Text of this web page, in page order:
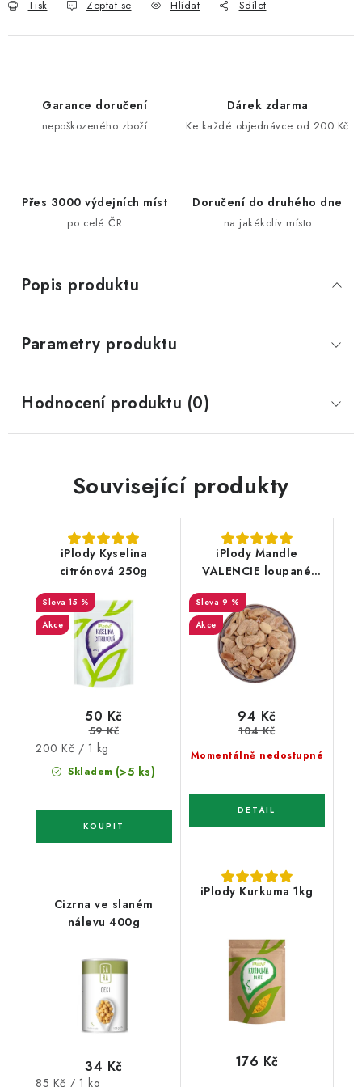
Tisk Zeptat se Hlídat Sdílet
Garance doručení
nepoškozeného zboží
Dárek zdarma
Ke každé objednávce od 200 Kč
Přes 3000 výdejních míst
po celé ČR
Doručení do druhého dne
na jakékoliv místo
Popis produktu
Parametry produktu
Hodnocení produktu (0)
Související produkty
iPlody Kyselina
citrónová 250g
15 %
Akce
Skladem (>5 ks)
50 Kč
59 Kč
Měrná
cena:
200 Kč / 1 kg
iPlody Mandle
VALENCIE loupané
pražené solené 150 g
9 %
Akce
Momentálně nedostupné
94 Kč
104 Kč
Cizrna ve slaném
nálevu 400g
34 Kč
Měrná
85 Kč / 1 kg
iPlody Kurkuma 1kg
176 Kč